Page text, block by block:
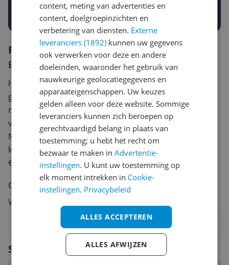
Prijsalert aanzetten
Specificaties
Reviews
Er zijn nog geen reviews geschreven
Heb jij dit product in bezit en wil je graag je mening
geven? Start dan hieronder met het schrijven van je
review. Afhankelijk van de details duurt het schrijven
van een review gemiddeld tussen de 3 en 10 minuten.
Met jouw mening help je andere bezoekers een betere
keuze te maken én maak je iedere maand kans op
€250,-!
Klik hier voor de actievoorwaarden.
Cijfer
Welk cijfer geef jij dit product?
7
6
5
4
3
Vraag 1 van 4
content, meting van advertenties en
content, doelgroepinzichten en
verbetering van diensten. Externe
leveranciers (1892) kunnen uw gegevens
ook verwerken voor deze en andere
doeleinden, waaronder het gebruik van
nauwkeurige geolocatiegegevens en
apparaateigenschappen. Uw keuzes
gelden alleen voor deze website. Sommige
leveranciers kunnen zich beroepen op
gerechtvaardigd belang in plaats van
toestemming; u hebt het recht om
bezwaar te maken inAdvertentie-
instellingen. U kunt uw toestemming op
elk moment intrekken in Cookie-
instellingen. Privacybeleid
ALLES ACCEPTEREN
ALLES AFWIJZEN